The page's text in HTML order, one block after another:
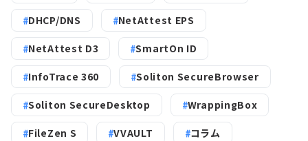
DHCP/DNS NetAttest EPS
NetAttest D3 SmartOn ID
InfoTrace 360 Soliton SecureBrowser
Soliton SecureDesktop WrappingBox
FileZen S VVAULT コラム